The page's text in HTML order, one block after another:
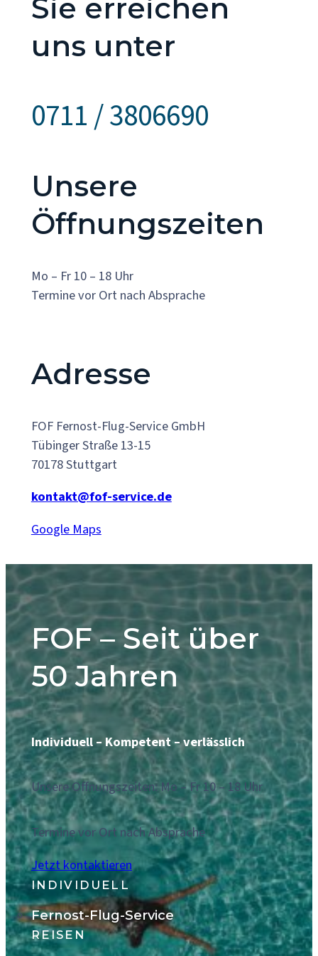
Sie erreichen
uns unter
0711 / 3806690
Unsere
Öffnungszeiten
Mo – Fr 10 – 18 Uhr
Termine vor Ort nach Absprache
Adresse
FOF Fernost-Flug-Service GmbH
Tübinger Straße 13-15
70178 Stuttgart
kontakt@fof-service.de
Google Maps
FOF – Seit über
50 Jahren
Individuell – Kompetent – verlässlich
Unsere Offnungszeiten: Mo – Fr 10 – 18 Uhr
Termine vor Ort nach Absprache
Jetzt kontaktieren
INDIVIDUELL
Fernost-Flug-Service
REISEN